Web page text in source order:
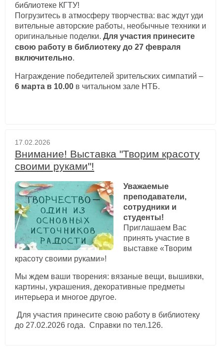
библиотеке КГТУ!
Погрузитесь в атмосферу творчества: вас ждут уди
вительные авторские работы, необычные техники и
оригинальные поделки. Для участия принесите
свою работу в библиотеку до 27 февраля
включительно.
Награждение победителей зрительских симпатий –
6 марта в 10.00 в читальном зале НТБ.
17.02.2026
Внимание! Выставка "Творим красоту
своими руками"!
Уважаемые
преподаватели,
сотрудники и
студенты!
Приглашаем Вас
принять участие в
выставке «Творим
красоту своими руками»!
Мы ждем ваши творения: вязаные вещи, вышивки,
картины, украшения, декоративные предметы
интерьера и многое другое.
Для участия принесите свою работу в библиотеку
до 27.02.2026 года. Справки по тел.126.